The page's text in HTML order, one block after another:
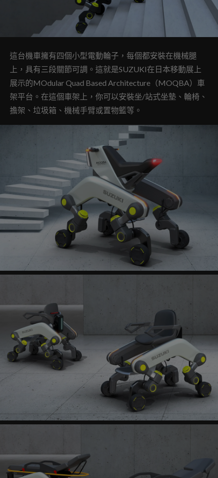
這台機車擁有四個小型電動輪子，每個都安裝在機械腿
上，具有三段關節可調。這就是SUZUKI在日本移動展上
展示的MOdular Quad Based Architecture（MOQBA）車
架平台。在這個車架上，你可以安裝坐/站式坐墊、輪椅、
擔架、垃圾箱、機械手臂或置物籃等。